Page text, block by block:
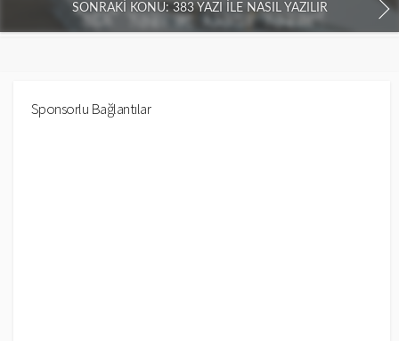
SONRAKI KONU: 383 YAZI İLE NASIL YAZILIR
Sponsorlu Bağlantılar